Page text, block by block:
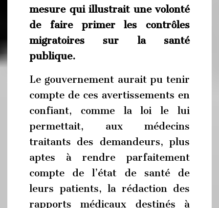
mesure qui illustrait une volonté
de faire primer les contrôles
migratoires sur la santé
publique.
Le gouvernement aurait pu tenir
compte de ces avertissements en
confiant, comme la loi le lui
permettait, aux médecins
traitants des demandeurs, plus
aptes à rendre parfaitement
compte de l’état de santé de
leurs patients, la rédaction des
rapports médicaux destinés à